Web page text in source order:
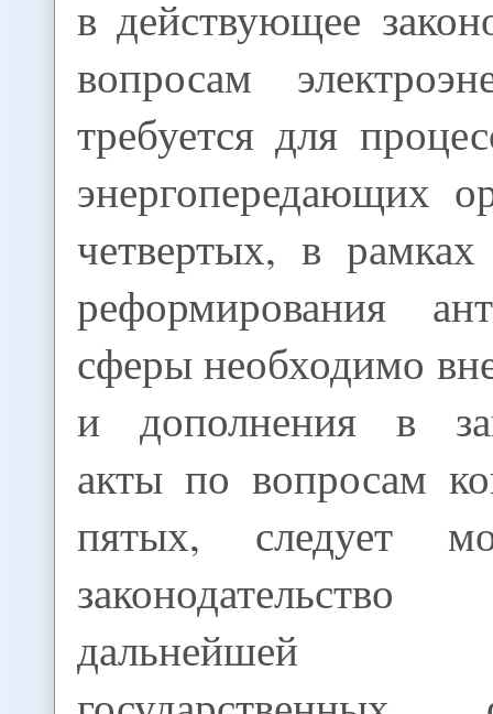
в действующее
вопросам
требуется для
энергопередающих
четвертых, в рамках
реформирования
сферы необходимо
и дополнения в
акты по вопросам
пятых, следует
дальнейшей